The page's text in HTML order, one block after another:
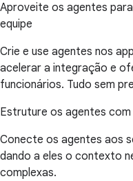
Aproveite os agentes
equipe
Crie e use agentes nos
acelerar a integração e
funcionários. Tudo sem
Estruture os agentes com
Conecte os agentes aos
dando a eles o contexto
complexas.